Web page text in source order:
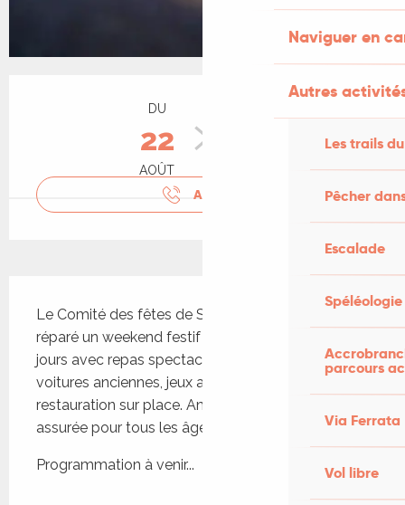
Naviguer en
Autres
Les trails
Pêcher
Escalade
Spéléologie
parcours
Via Ferrata
Vol libre
Ouverture et coordonnées
DU
22
AOÛT
APPELER
Le Comité des fêtes de Sainte-Alauzie vous a
réparé un weekend festif : Fête de village sur deux
jours avec repas spectacle, vide-grenier, défilé de
voitures anciennes, jeux anciens, messe et
restauration sur place. Ambiance conviviale
assurée pour tous les âges.
Programmation à venir...